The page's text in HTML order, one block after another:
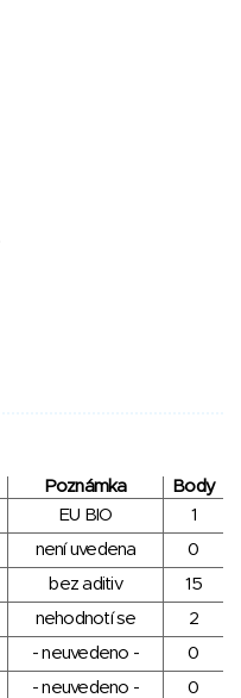
Poznámka
Body
EU BIO
1
není uvedena
0
bez aditiv
15
nehodnotí se
2
- neuvedeno -
0
- neuvedeno -
0